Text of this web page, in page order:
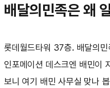
배달의민족은 왜
롯데월드타워 37층. 배달의민
인포메이션 데스크엔 배민이
보니 여기 배민 사무실 맞나